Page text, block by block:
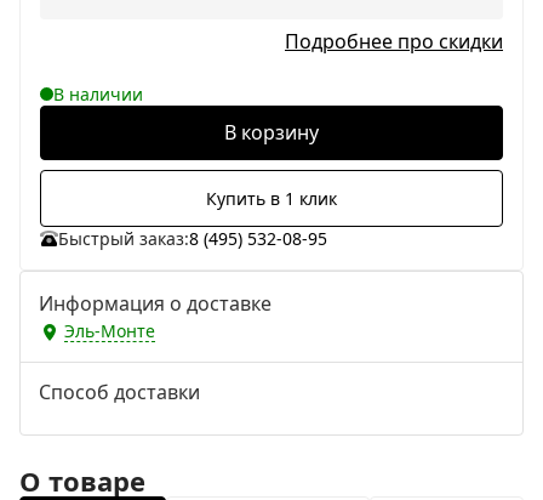
Подробнее про скидки
В наличии
В корзину
Купить в 1 клик
Быстрый заказ:8 (495) 532-08-95
Информация о доставке
Эль-Монте
Способ доставки
О товаре